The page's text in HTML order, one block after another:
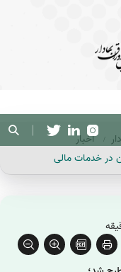
اخبار
در خدمات مالی